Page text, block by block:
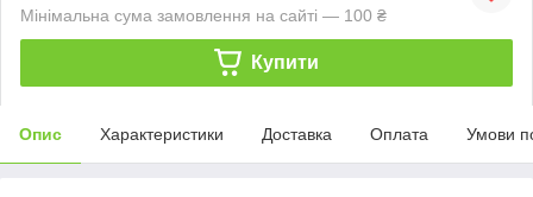
Мінімальна сума замовлення на сайті — 100 ₴
Купити
Опис Характеристики Доставка Оплата Умови